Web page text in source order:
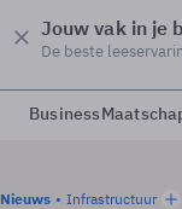
Jouw vak in je
De beste
Business
Nieuws
Infrastructuur